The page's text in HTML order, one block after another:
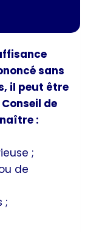
sans
il peut être
de
:
;
de
;